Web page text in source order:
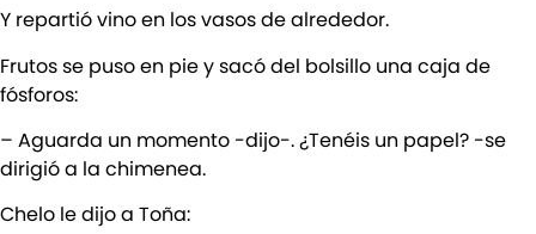
Y repartió vino en los vasos de alrededor.
Frutos se puso en pie y sacó del bolsillo una caja de
fósforos:
– Aguarda un momento -dijo-. ¿Tenéis un papel? -se
dirigió a la chimenea.
Chelo le dijo a Toña: